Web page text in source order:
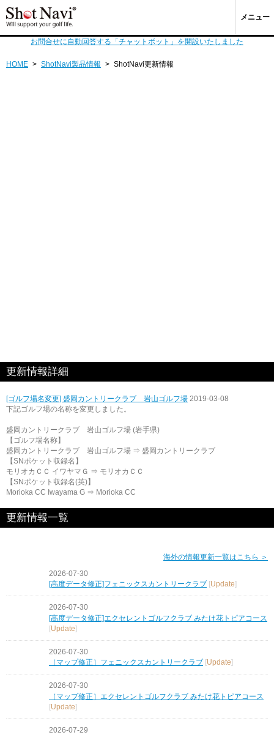
メニュー
お問合せに自動回答する「チャットボット」を開設いたしました
HOME > ShotNavi製品情報 > ShotNavi更新情報
更新情報詳細
[ゴルフ場名変更] 盛岡カントリークラブ 岩山ゴルフ場 2019-03-08
下記ゴルフ場の名称を変更しました。
盛岡カントリークラブ 岩山ゴルフ場 (岩手県)
【ゴルフ場名称】
盛岡カントリークラブ 岩山ゴルフ場 ⇒ 盛岡カントリークラブ
【SNポケット収録名】
モリオカＣＣ イワヤマＧ ⇒ モリオカＣＣ
【SNポケット収録名(英)】
Morioka CC Iwayama G ⇒ Morioka CC
更新情報一覧
海外の情報更新一覧はこちら ＞
2026-07-30
[高度データ修正]フェニックスカントリークラブ
Update
2026-07-30
[高度データ修正]エクセレントゴルフクラブ みたけ花トピアコース
[Update]
2026-07-30
［マップ修正］フェニックスカントリークラブ [Update]
2026-07-30
［マップ修正］エクセレントゴルフクラブ みたけ花トピアコース
[Update]
2026-07-29